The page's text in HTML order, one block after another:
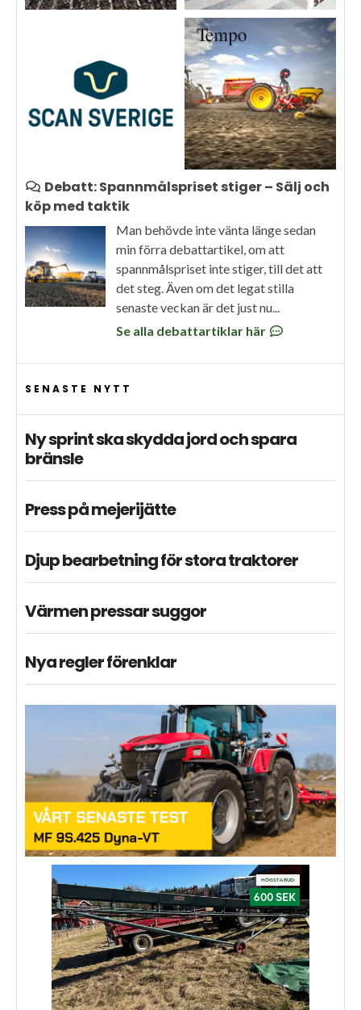
Debatt: Spannmålspriset stiger – Sälj och
köp med taktik
Man behövde inte vänta länge sedan
min förra debattartikel, om att
spannmålspriset inte stiger, till det att
det steg. Även om det legat stilla
senaste veckan är det just nu...
Se alla debattartiklar här
SENASTE NYTT
Ny sprint ska skydda jord och spara
bränsle
Press på mejerijätte
Djup bearbetning för stora traktorer
Värmen pressar suggor
Nya regler förenklar